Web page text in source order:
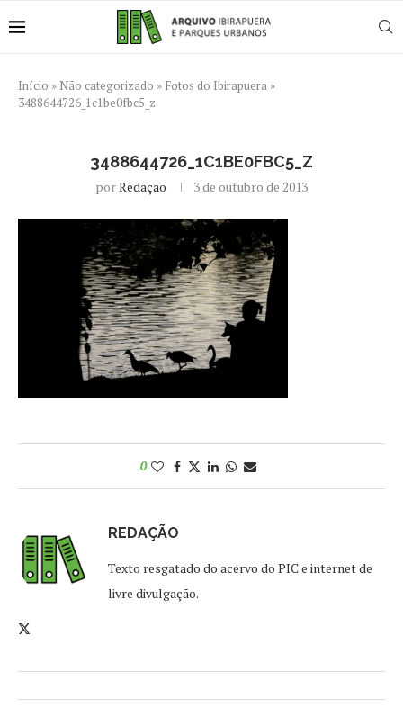
Início » Não categorizado » Fotos do Ibirapuera »
3488644726_1c1be0fbc5_z
3488644726_1C1BE0FBC5_Z
porRedação 3 de outubro de 2013
0
REDAÇÃO
Texto resgatado do acervo do PIC e internet de
livre divulgação.